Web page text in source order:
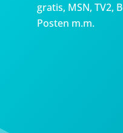
gratis, MSN, TV2,
Posten m.m.